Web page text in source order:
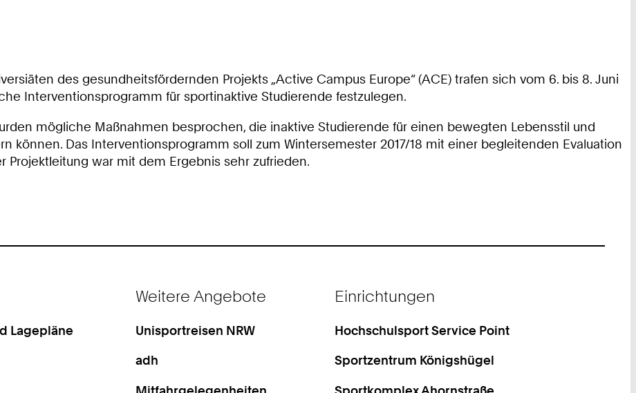
des gesundheitsfördernden Projekts „Active Campus Europe“ (ACE) trafen sich vom 6. bis 8. Juni
Interventionsprogramm für sportinaktive Studierende festzulegen.
mögliche Maßnahmen besprochen, die inaktive Studierende für einen bewegten Lebensstil und
können. Das Interventionsprogramm soll zum Wintersemester 2017/18 mit einer begleitenden Evaluation
war mit dem Ergebnis sehr zufrieden.
Lagepläne
Weitere Angebote
Unisportreisen NRW
adh
Einrichtungen
Hochschulsport Service Point
Sportzentrum Königshügel